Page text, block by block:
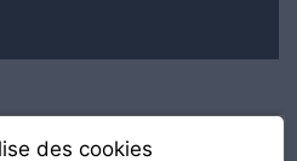
des cookies